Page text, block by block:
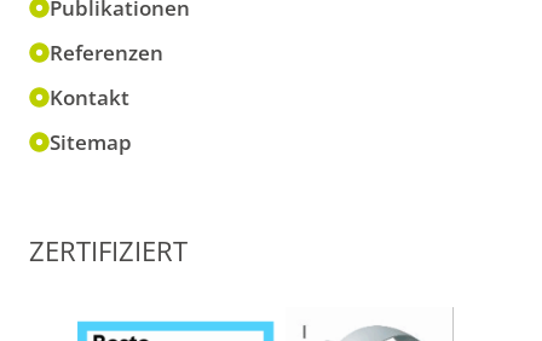
Publikationen
Referenzen
Kontakt
Sitemap
ZERTIFIZIERT